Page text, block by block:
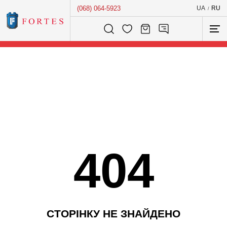
(068) 064-5923 UA / RU
Розумний пошук...
404
СТОРІНКУ НЕ ЗНАЙДЕНО